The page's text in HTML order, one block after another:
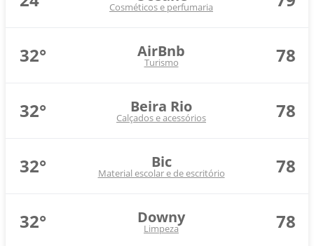
Cosméticos e perfumaria
32° AirBnb
Turismo 78
32° Beira Rio
Calçados e acessórios 78
32° Bic
Material escolar e de escritório 78
32° Downy
Limpeza 78